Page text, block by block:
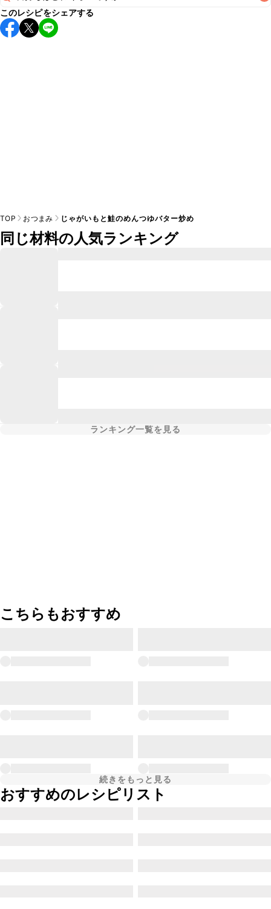
保存期間は冷蔵で翌日中が目安です。なるべくお早めにお召
し上がりください。
このレシピをシェアする
TOP おつまみ じゃがいもと鮭のめんつゆバター炒め
同じ材料の人気ランキング
ランキング一覧を見る
こちらもおすすめ
続きをもっと見る
おすすめのレシピリスト